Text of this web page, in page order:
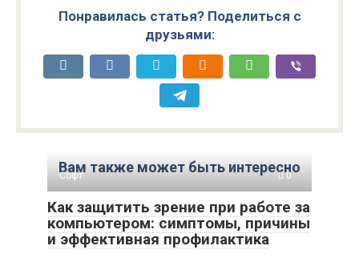
Понравилась статья? Поделиться с
друзьями:
Вам также может быть интересно
Софт 0
Как защитить зрение при работе за
компьютером: симптомы, причины
и эффективная профилактика